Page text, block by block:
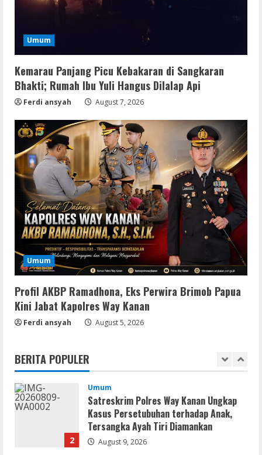
Umum
Kemarau Panjang Picu Kebakaran di Sangkaran
Bhakti; Rumah Ibu Yuli Hangus Dilalap Api
Ferdi ansyah August 7, 2026
Umum
Profil AKBP Ramadhona, Eks Perwira Brimob Papua
Kini Jabat Kapolres Way Kanan
Ferdi ansyah August 5, 2026
BERITA POPULER
Umum
Satreskrim Polres Way Kanan Ungkap
Kasus Persetubuhan terhadap Anak,
Tersangka Ayah Tiri Diamankan
3
Coop
Uncharted: Legacy of Thieves
August 9, 2026
4
Resettools
Display Changer X Portable + Crack
[Final] (x64) Final FileCR
August 9, 2026
5
Img
Office 2019 LTSC Professional Plus
Debloated Tоrrеnt
1
Movies
2
Umum
Satreskrim Polres Way Kanan Ungkap
Kasus Persetubuhan terhadap Anak,
Tersangka Ayah Tiri Diamankan
August 9, 2026